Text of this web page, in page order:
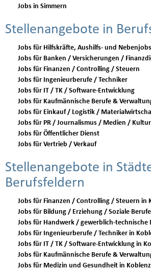
Jobs in Simmern
Stellenangebote in
Jobs für Hilfskräfte, Aushilfs- und Nebenjobs
Jobs für Banken / Versicherungen /
Jobs für Finanzen / Controlling / Steuern
Jobs für Ingenieurberufe / Techniker
Jobs für IT / TK / Software-Entwicklung
Jobs für Kaufmännische Berufe &
Jobs für Einkauf / Logistik /
Jobs für PR / Journalismus / Medien / Kultur
Jobs für Öffentlicher Dienst
Jobs für Vertrieb / Verkauf
Stellenangebote in
Berufsfeldern
Jobs für
Jobs für Ingenieurberufe /
Jobs für IT / TK /
Jobs für Medizin und Gesundheit in Koblenz